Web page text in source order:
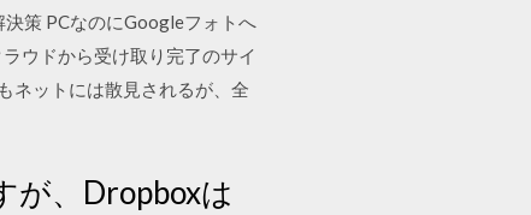
策 PCなのにGoogleフォトへ
ウドから受け取り完了のサイ
ネットには散見されるが、全
が、Dropboxは